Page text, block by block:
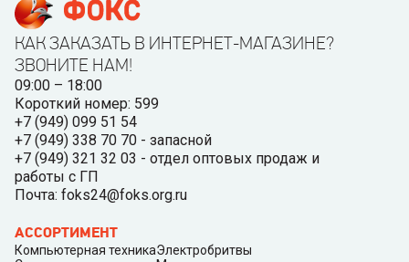
КАК ЗАКАЗАТЬ В ИНТЕРНЕТ-МАГАЗИНЕ?
ЗВОНИТЕ НАМ!
09:00 – 18:00
Короткий номер: 599
+7 (949) 099 51 54
+7 (949) 338 70 70 - запасной
+7 (949) 321 32 03 - отдел оптовых продаж и
работы с ГП
Почта: foks24@foks.org.ru
АССОРТИМЕНТ
Компьютерная техникаЭлектробритвы